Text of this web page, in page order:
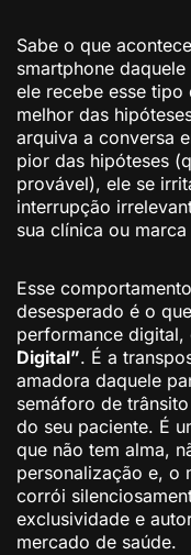
Sabe o que
smartphone
ele recebe esse tipo
melhor das
arquiva a conversa
pior das hipóteses
provável), ele se
interrupção
sua clínica ou
Esse
desesperado é o
performance digital,
Digital”. É a
amadora daquele
semáforo de
do seu paciente. É
que não tem alma,
personalização e, o
corrói
exclusividade e
mercado de saúde.